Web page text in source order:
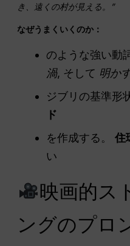
き、遠くの村が見える。”
なぜうまくいくのか：
のような強い動
渦, そして 明か
ジブリの基準形
ド
を作成する。住
い
映画的ス
ングのプロ